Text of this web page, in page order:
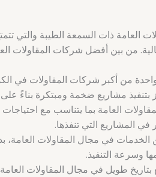
العامة ذات السمعة الطيبة والتي
من بين أفضل شركات المقاولات
واحدة من أكبر شركات المقاولات في
بتنفيذ مشاريع ضخمة ومبتكرة بناءً
العامة بما يتناسب مع
المشاريع التي تنفذها.
في مجال المقاولات العامة،
وسرعة التنفيذ.
بتاريخ طويل في مجال المقاولات